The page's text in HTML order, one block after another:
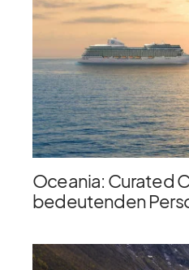
Oceania: Curated
bedeutenden